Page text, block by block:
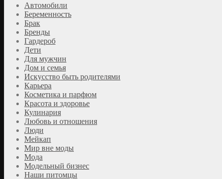
Автомобили
Беременность
Брак
Бренды
Гардероб
Дети
Для мужчин
Дом и семья
Искусство быть родителями
Карьера
Косметика и парфюм
Красота и здоровье
Кулинария
Любовь и отношения
Люди
Мейкап
Мир вне моды
Мода
Модельный бизнес
Наши питомцы